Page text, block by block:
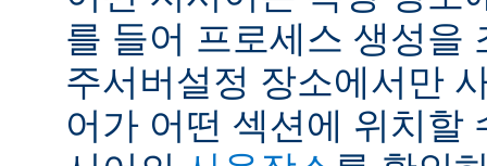
를 들어 프로세스 생성을
주서버설정 장소에서만
어가 어떤 섹션에 위치할